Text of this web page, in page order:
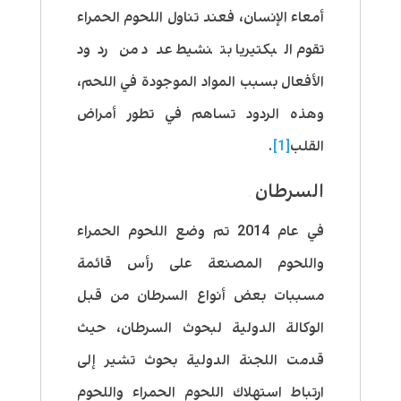
أمعاء الإنسان، فعند تناول اللحوم الحمراء
تقوم البكتيريا بتنشيط عدد من ردود
الأفعال بسبب المواد الموجودة في اللحم،
وهذه الردود تساهم في تطور أمراض
القلب[1]
.
السرطان
في عام 2014 تم وضع اللحوم الحمراء
واللحوم المصنعة على رأس قائمة
مسببات بعض أنواع السرطان من قبل
الوكالة الدولية لبحوث السرطان، حيث
قدمت اللجنة الدولية بحوث تشير إلى
ارتباط استهلاك اللحوم الحمراء واللحوم